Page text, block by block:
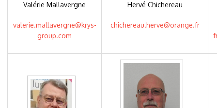
Valérie Mallavergne
valerie.mallavergne@krys-
group.com
Hervé Chichereau
chichereau.herve@orange.fr